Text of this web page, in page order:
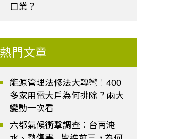
口業？
熱門文章
能源管理法修法大轉彎！400
多家用電大戶為何排除？兩大
變動一次看
六都氣候衝擊調查：台南淹